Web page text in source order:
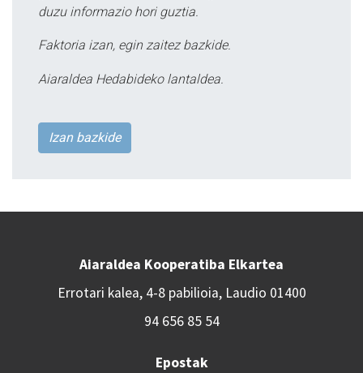
duzu informazio hori guztia.
Faktoria izan, egin zaitez bazkide.
Aiaraldea Hedabideko lantaldea.
Izan bazkide
Aiaraldea Kooperatiba Elkartea
Errotari kalea, 4-8 pabilioia, Laudio 01400
94 656 85 54
Epostak